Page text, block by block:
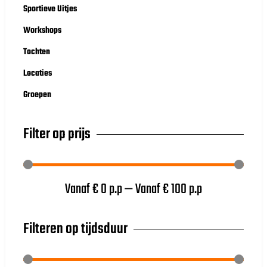
Sportieve Uitjes
Workshops
Tochten
Locaties
Groepen
Filter op prijs
Vanaf €0p.p—Vanaf €100p.p
Filteren op tijdsduur